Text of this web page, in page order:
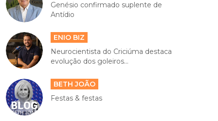
Genésio confirmado suplente de
Antídio
ENIO BIZ
Neurocientista do Criciúma destaca
evolução dos goleiros...
BETH JOÃO
Festas & festas